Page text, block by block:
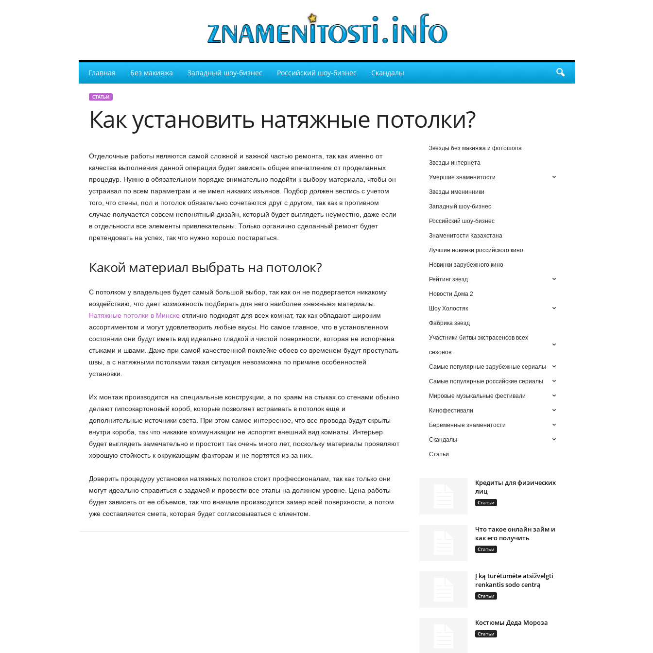
Главная Без макияжа Западный шоу-бизнес Российский шоу-бизнес Скандалы
СТАТЬИ
Как установить натяжные потолки?
Отделочные работы являются самой сложной и важной частью ремонта, так как именно от
качества выполнения данной операции будет зависеть общее впечатление от проделанных
процедур. Нужно в обязательном порядке внимательно подойти к выбору материала, чтобы он
устраивал по всем параметрам и не имел никаких изъянов. Подбор должен вестись с учетом
того, что стены, пол и потолок обязательно сочетаются друг с другом, так как в противном
случае получается совсем непонятный дизайн, который будет выглядеть неуместно, даже если
в отдельности все элементы привлекательны. Только органично сделанный ремонт будет
претендовать на успех, так что нужно хорошо постараться.
Какой материал выбрать на потолок?
С потолком у владельцев будет самый большой выбор, так как он не подвергается никакому
воздействию, что дает возможность подбирать для него наиболее «нежные» материалы.
Натяжные потолки в Минске отлично подходят для всех комнат, так как обладают широким
ассортиментом и могут удовлетворить любые вкусы. Но самое главное, что в установленном
состоянии они будут иметь вид идеально гладкой и чистой поверхности, которая не испорчена
стыками и швами. Даже при самой качественной поклейке обоев со временем будут проступать
швы, а с натяжными потолками такая ситуация невозможна по причине особенностей
установки.
Их монтаж производится на специальные конструкции, а по краям на стыках со стенами обычно
делают гипсокартоновый короб, которые позволяет встраивать в потолок еще и
дополнительные источники света. При этом самое интересное, что все провода будут скрыты
внутри короба, так что никакие коммуникации не испортят внешний вид комнаты. Интерьер
будет выглядеть замечательно и простоит так очень много лет, поскольку материалы проявляют
хорошую стойкость к окружающим факторам и не портятся из-за них.
Доверить процедуру установки натяжных потолков стоит профессионалам, так как только они
могут идеально справиться с задачей и провести все этапы на должном уровне. Цена работы
будет зависеть от ее объемов, так что вначале производится замер всей поверхности, а потом
уже составляется смета, которая будет согласовываться с клиентом.
Звезды без макияжа и фотошопа
Звезды интернета
Умершие знаменитости
Звезды именинники
Западный шоу-бизнес
Российский шоу-бизнес
Знаменитости Казахстана
Лучшие новинки российского кино
Новинки зарубежного кино
Рейтинг звезд
Новости Дома 2
Шоу Холостяк
Фабрика звезд
Участники битвы экстрасенсов всех
сезонов
Самые популярные зарубежные сериалы
Самые популярные российские сериалы
Мировые музыкальные фестивали
Кинофестивали
Беременные знаменитости
Скандалы
Статьи
Кредиты для физических
лиц
Статьи
Что такое онлайн займ и
как его получить
Статьи
Į ką turėtumėte atsižvelgti
renkantis sodo centrą
Статьи
Костюмы Деда Мороза
Статьи